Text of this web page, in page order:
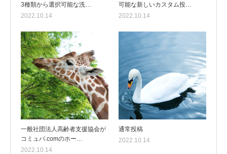
3種類から選択可能な洗…
2022.10.14
可能な新しいカスタム投…
2022.10.14
一般社団法人高齢者支援協会が
コミュパ.comのホー…
2022.10.14
通常投稿
2022.10.14